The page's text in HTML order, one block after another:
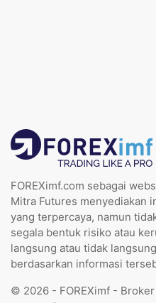
FOREXimf.com sebagai
Mitra Futures menyediakan
yang terpercaya, namun
segala bentuk risiko atau
langsung atau tidak
berdasarkan informasi
© 2026 - FOREXimf -